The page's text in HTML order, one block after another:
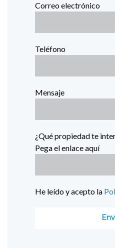
Correo electrónico
Teléfono
Mensaje
¿Qué propiedad te
Pega el enlace aquí
He leído y acepto la